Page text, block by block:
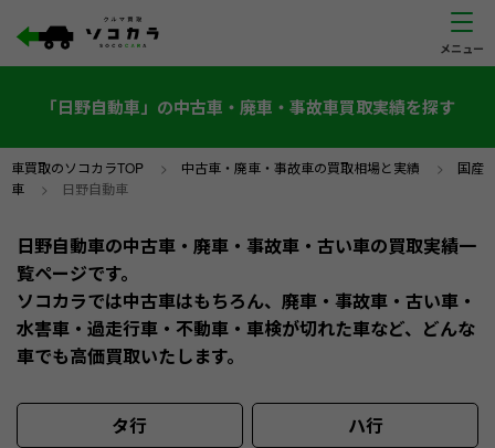
「日野自動車」の中古車・廃車・事故車買取実績を探す
車買取のソコカラTOP > 中古車・廃車・事故車の買取相場と実績 > 国産
車 > 日野自動車
日野自動車の中古車・廃車・事故車・古い車の買取実績一
覧ページです。
ソコカラでは中古車はもちろん、廃車・事故車・古い車・
水害車・過走行車・不動車・車検が切れた車など、どんな
車でも高価買取いたします。
タ行 ハ行